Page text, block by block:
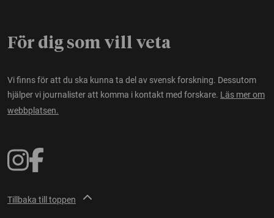
För dig som vill veta
Vi finns för att du ska kunna ta del av svensk forskning. Dessutom
hjälper vi journalister att komma i kontakt med forskare. Läs mer om
webbplatsen.
Tillbaka till toppen